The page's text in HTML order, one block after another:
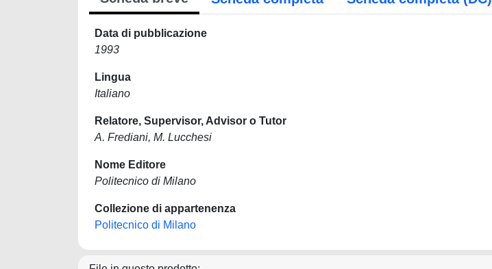
Data di pubblicazione
1993
Lingua
Italiano
Relatore, Supervisor, Advisor o Tutor
A. Frediani, M. Lucchesi
Nome Editore
Politecnico di Milano
Collezione di appartenenza
Politecnico di Milano